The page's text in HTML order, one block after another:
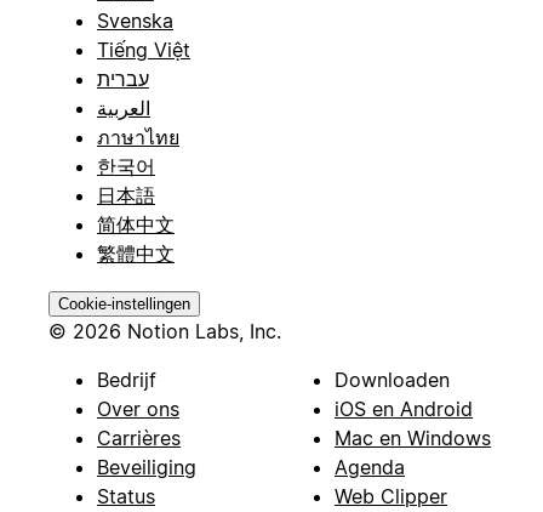
Svenska
Tiếng Việt
עברית
العربية
ภาษาไทย
한국어
日本語
简体中文
繁體中文
Cookie-instellingen
© 2026 Notion Labs, Inc.
Bedrijf
Over ons
Carrières
Beveiliging
Status
Downloaden
iOS en Android
Mac en Windows
Agenda
Web Clipper